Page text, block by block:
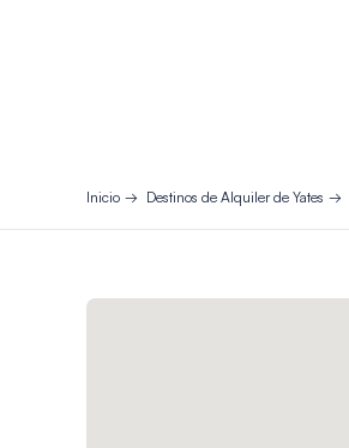
Inicio Destinos de Alquiler de Yates